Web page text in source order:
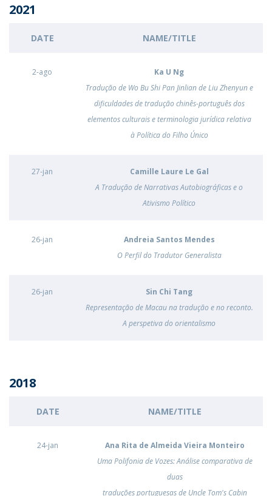
2021
DATE NAME/TITLE
2-ago
Ka U Ng
Tradução de Wo Bu Shi Pan Jinlian de Liu Zhenyun e
dificuldades de tradução chinês-português dos
elementos culturais e terminologia jurídica relativa
à Política do Filho Único
27-jan
Camille Laure Le Gal
A Tradução de Narrativas Autobiográficas e o
Ativismo Político
26-jan
Andreia Santos Mendes
O Perfil do Tradutor Generalista
26-jan
Sin Chi Tang
Representação de Macau na tradução e no reconto.
A perspetiva do orientalismo
2018
DATE NAME/TITLE
24-jan
Ana Rita de Almeida Vieira Monteiro
Uma Polifonia de Vozes: Análise comparativa de
duas
traduções portuguesas de Uncle Tom's Cabin